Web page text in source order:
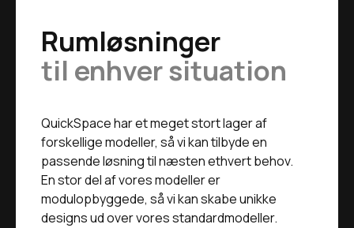
Rumløsninger
til enhver situation
QuickSpace har et meget stort lager af
forskellige modeller, så vi kan tilbyde en
passende løsning til næsten ethvert behov.
En stor del af vores modeller er
modulopbyggede, så vi kan skabe unikke
designs ud over vores standardmodeller.